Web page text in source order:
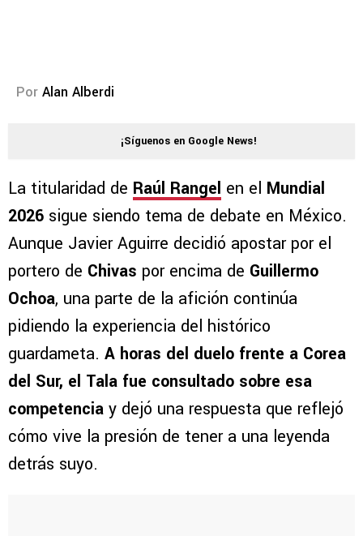
Por Alan Alberdi
¡Síguenos en Google News!
La titularidad de Raúl Rangel en el Mundial
2026 sigue siendo tema de debate en México.
Aunque Javier Aguirre decidió apostar por el
portero de Chivas por encima de Guillermo
Ochoa, una parte de la afición continúa
pidiendo la experiencia del histórico
guardameta. A horas del duelo frente a Corea
del Sur, el Tala fue consultado sobre esa
competencia y dejó una respuesta que reflejó
cómo vive la presión de tener a una leyenda
detrás suyo.